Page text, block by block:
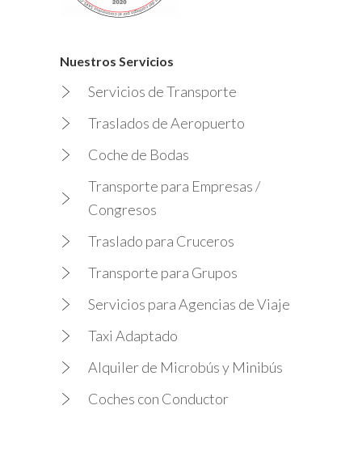
Nuestros Servicios
Servicios de Transporte
Traslados de Aeropuerto
Coche de Bodas
Transporte para Empresas /
Congresos
Traslado para Cruceros
Transporte para Grupos
Servicios para Agencias de Viaje
Taxi Adaptado
Alquiler de Microbús y Minibús
Coches con Conductor